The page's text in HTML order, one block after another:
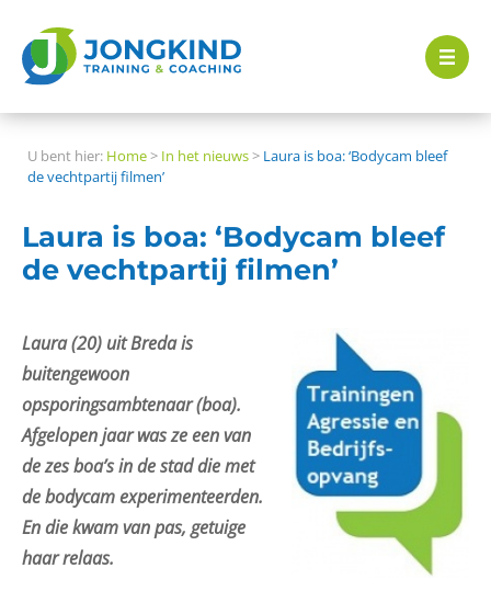
U bent hier: Home> In het nieuws> Laura is boa: ‘Bodycam bleef
de vechtpartij filmen’
Laura is boa: ‘Bodycam bleef
de vechtpartij filmen’
Laura (20) uit Breda is
buitengewoon
opsporingsambtenaar (boa).
Afgelopen jaar was ze een van
de zes boa’s in de stad die met
de bodycam experimenteerden.
En die kwam van pas, getuige
haar relaas.